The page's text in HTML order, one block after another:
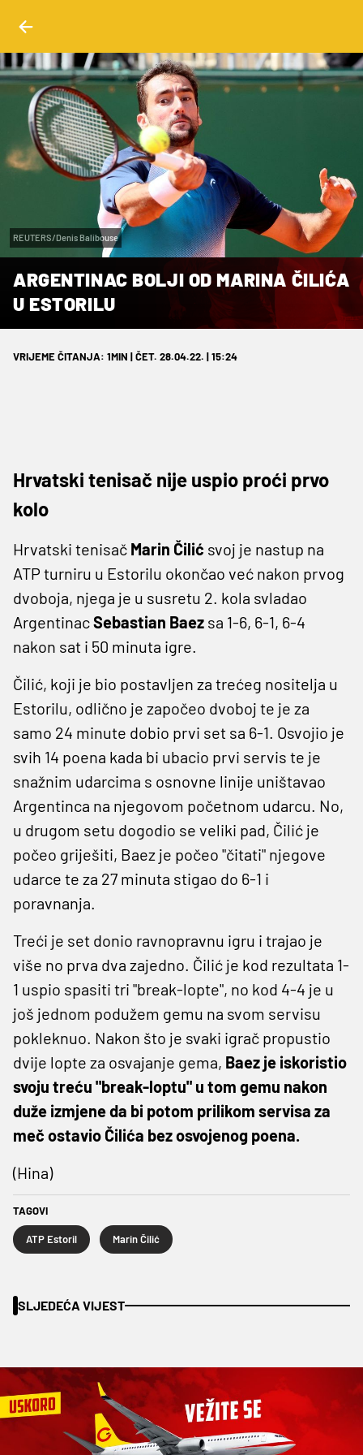
REUTERS/Denis Balibouse
ARGENTINAC BOLJI OD MARINA ČILIĆA
U ESTORILU
VRIJEME ČITANJA: 1MIN | ČET. 28.04.22. | 15:24
Hrvatski tenisač nije uspio proći prvo
kolo
Hrvatski tenisač Marin Čilić svoj je nastup na
ATP turniru u Estorilu okončao već nakon prvog
dvoboja, njega je u susretu 2. kola svladao
ArgentinacSebastian Baez sa 1-6, 6-1, 6-4
nakon sat i 50 minuta igre.
Čilić, koji je bio postavljen za trećeg nositelja u
Estorilu, odlično je započeo dvoboj te je za
samo 24 minute dobio prvi set sa 6-1. Osvojio je
svih 14 poena kada bi ubacio prvi servis te je
snažnim udarcima s osnovne linije uništavao
Argentinca na njegovom početnom udarcu. No,
u drugom setu dogodio se veliki pad, Čilić je
počeo griješiti, Baez je počeo "čitati" njegove
udarce te za 27 minuta stigao do 6-1 i
poravnanja.
Treći je set donio ravnopravnu igru i trajao je
više no prva dva zajedno. Čilić je kod rezultata 1-
1 uspio spasiti tri "break-lopte", no kod 4-4 je u
još jednom podužem gemu na svom servisu
pokleknuo. Nakon što je svaki igrač propustio
dvije lopte za osvajanje gema, Baez je iskoristio
svoju treću "break-loptu" u tom gemu nakon
duže izmjene da bi potom prilikom servisa za
meč ostavio Čilića bez osvojenog poena.
(Hina)
TAGOVI
ATP Estoril Marin Čilić
SLJEDEĆA VIJEST